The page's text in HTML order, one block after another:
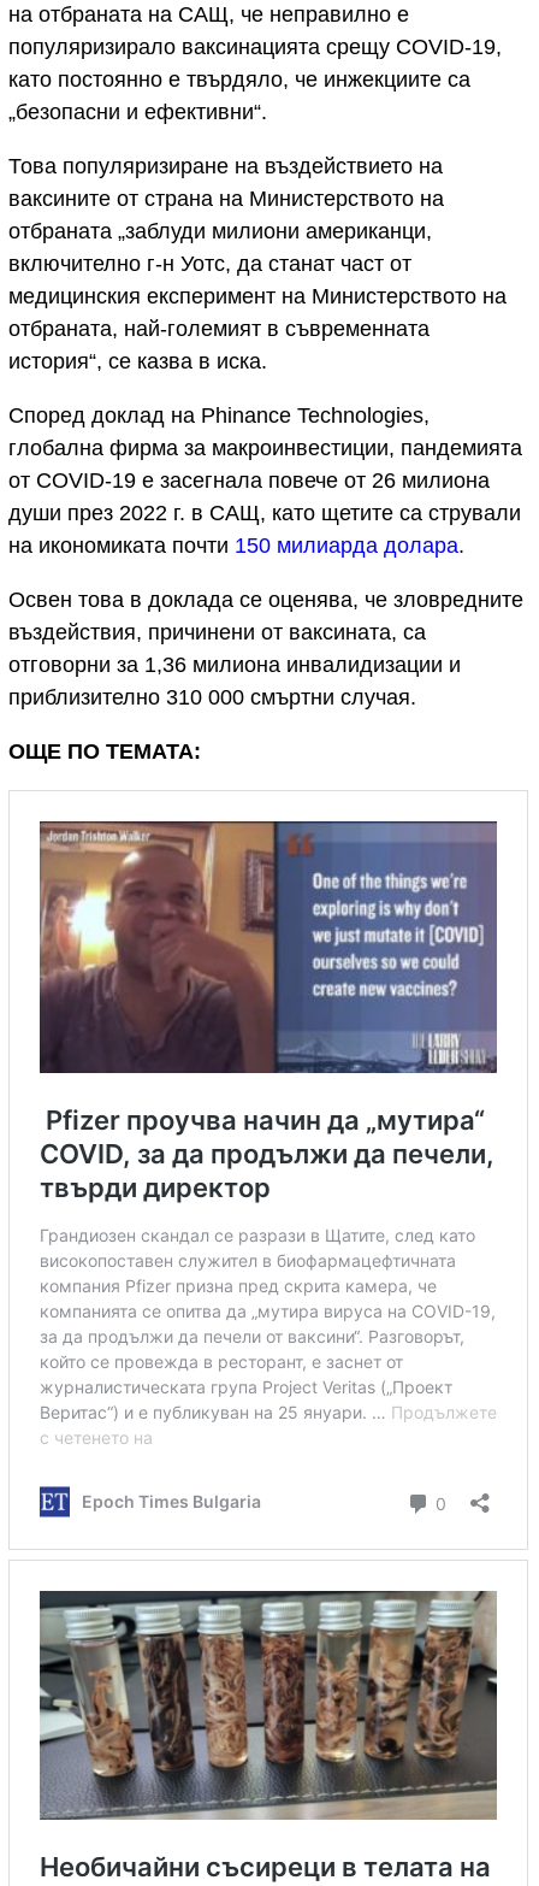
на отбраната на САЩ, че неправилно е
популяризирало ваксинацията срещу COVID-19,
като постоянно е твърдяло, че инжекциите са
„безопасни и ефективни“.
Това популяризиране на въздействието на
ваксините от страна на Министерството на
отбраната „заблуди милиони американци,
включително г-н Уотс, да станат част от
медицинския експеримент на Министерството на
отбраната, най-големият в съвременната
история“, се казва в иска.
Според доклад на Phinance Technologies,
глобална фирма за макроинвестиции, пандемията
от COVID-19 е засегнала повече от 26 милиона
души през 2022 г. в САЩ, като щетите са стрували
на икономиката почти 150 милиарда долара.
Освен това в доклада се оценява, че зловредните
въздействия, причинени от ваксината, са
отговорни за 1,36 милиона инвалидизации и
приблизително 310 000 смъртни случая.
ОЩЕ ПО ТЕМАТА: